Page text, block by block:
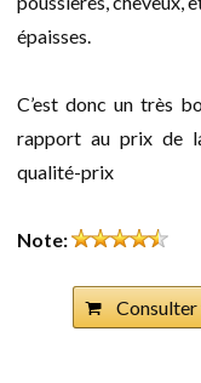
épaisses.
C’est donc un très
rapport au prix de
qualité-prix
Note: